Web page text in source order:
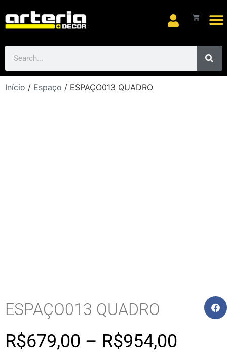
Início / Espaço / ESPAÇO013 QUADRO
ESPAÇO013 QUADRO
R$679,00 – R$954,00